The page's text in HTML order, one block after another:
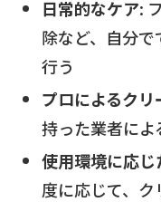
日常的なケア:
除など、自分
行う
プロによるクリ
持った業者に
使用環境に応じ
度に応じて、